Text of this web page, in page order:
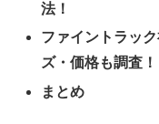
法！
ファイントラッ
ズ・価格も調査！
まとめ